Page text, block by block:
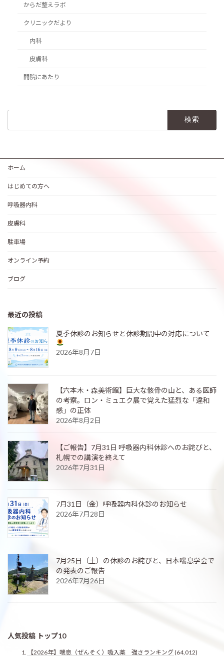
からだ整えラボ
クリニックだより
内科
皮膚科
開院にあたり
ホーム
はじめての方へ
呼吸器内科
皮膚科
駐車場
オンライン予約
ブログ
最近の投稿
夏季休診のお知らせと休診期間中の対応について
2026年8月7日
【六本木・森美術館】巨大な骸骨の山と、ある医師
の考察。ロン・ミュエク展で覚えた猛烈な「違和
感」の正体
2026年8月2日
【ご報告】7月31日 呼吸器内科休診へのお詫びと、
札幌での講演を終えて
2026年7月31日
7月31日（金）呼吸器内科休診のお知らせ
2026年7月28日
7月25日（土）の休診のお詫びと、日本喘息学会で
の発表のご報告
2026年7月26日
人気投稿 トップ10
【2026年】喘息（ぜんそく）吸入薬 強さランキング(64,012)